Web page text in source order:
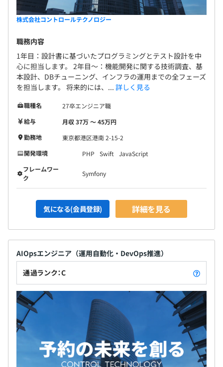
株式会社コントロールテクノロジー
職務内容
1年目：設計書に基づいたプログラミングとテスト設計を中
心に担当します。 2年目～：機能開発に関する技術調査、基
本設計、DBチューニング、インフラの運用までの全フェーズ
を担当します。 将来的には、... 詳しく見る
職種名
27卒エンジニア職
給与
月収 37万 〜 45万円
勤務地
東京都港区港南 2-15-2
開発環境
PHP Swift
JavaScript
フレームワー
ク
Symfony
気になる(会員登録) 詳細を見る
AIOpsエンジニア（運用自動化・DevOps推進）
通過ランク：C